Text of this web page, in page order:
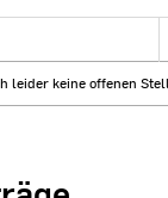
School
leider keine offenen